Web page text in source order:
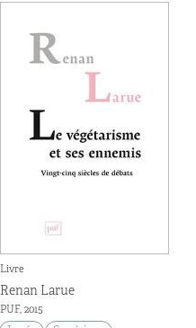
Livre
Renan Larue
PUF, 2015